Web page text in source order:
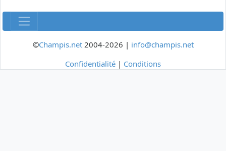
©Champis.net2004-2026 | info@champis.net
Confidentialité | Conditions